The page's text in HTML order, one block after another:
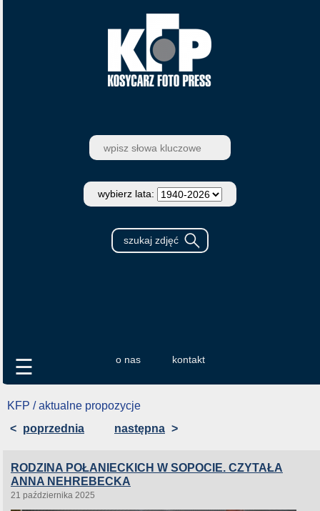
wybierz lata:
o nas kontakt
☰
KFP / aktualne propozycje
< poprzednia następna >
RODZINA POŁANIECKICH W SOPOCIE. CZYTAŁA
ANNA NEHREBECKA
21 października 2025